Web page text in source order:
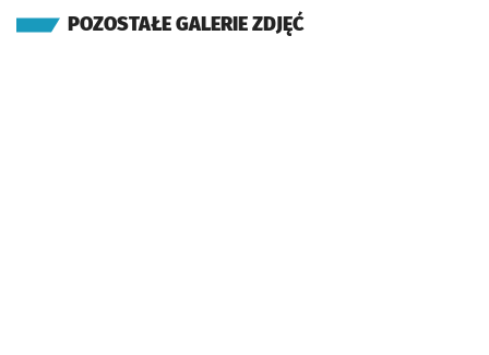
POZOSTAŁE GALERIE ZDJĘĆ